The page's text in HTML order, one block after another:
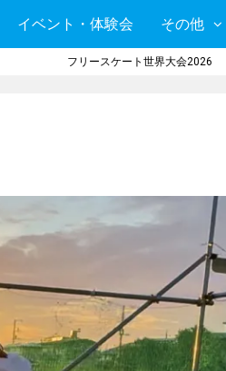
イベント・体験会 その他
フリースケート世界大会2026